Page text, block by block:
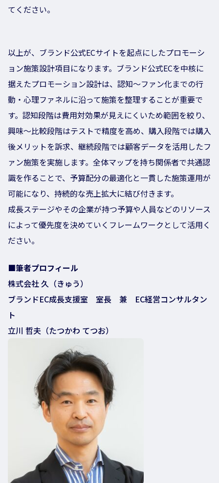
てください。
以上が、ブランド公式ECサイトを起点にしたプロモーシ
ョン施策設計項目になります。ブランド公式ECを中核に
据えたプロモーション設計は、認知〜ファン化までの行
動・心理ファネルに沿って施策を整理することが重要で
す。認知段階は費用対効果が見えにくいため範囲を絞り、
興味〜比較段階はテストで精度を高め、購入段階では購入
後メリットを訴求、継続段階では顧客データを活用したフ
ァン施策を実施します。全体マップを持ち関係者で共通認
識を作ることで、予算配分の最適化と一貫した施策運用が
可能になり、持続的な売上拡大に結び付きます。
成長ステージやその企業が持つ予算や人員などのリソース
によって優先度を決めていくフレームワークとして活用く
ださい。
■筆者プロフィール
株式会社 久（きゅう）
ブランドEC成長支援室 室長 兼 EC経営コンサルタン
ト
立川 哲夫（たつかわ てつお）